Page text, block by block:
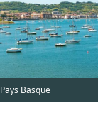
Pays Basque